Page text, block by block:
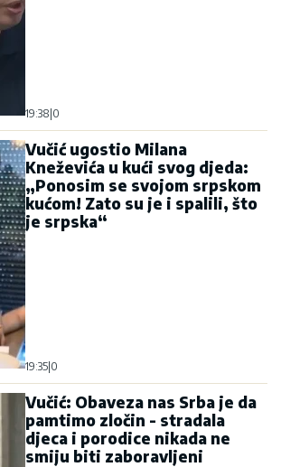
19:38 0
Vučić ugostio Milana
Kneževića u kući svog djeda:
„Ponosim se svojom srpskom
kućom! Zato su je i spalili, što
je srpska“
19:35 0
Vučić: Obaveza nas Srba je da
pamtimo zločin - stradala
djeca i porodice nikada ne
smiju biti zaboravljeni